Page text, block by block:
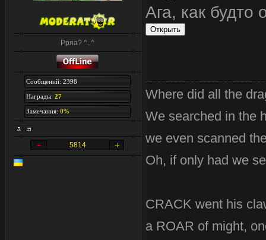
Рряа? ^..^
Сообщений: 2398
Награды:27
Замечания:0%
5814
Ага, как будто
Where did all the
We searched in the
we even scanned
Oh, if only had we
CRACK went his
a ROAR of might,